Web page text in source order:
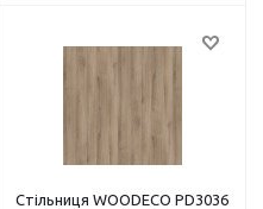
Стільниця WOODECO PD3036